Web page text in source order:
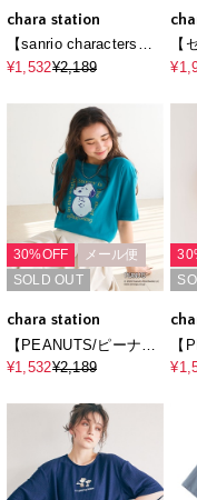
chara station
【sanrio characters】
HELLO KITTY/日焼け
半袖Tシャツ《サンリオ
キャラクターズ》
¥1,532¥2,189
【
ト/
ト
（
30%OFF
メール便
SOLD OUT
chara station
【PEANUTS/ピーナッ
ツ】SNOOPY/スヌー
ラウンフェイスプリン
トTシャツ
¥1,532¥2,189
【
ツ